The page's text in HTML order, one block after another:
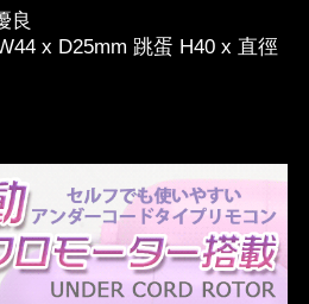
良
x D25mm 跳蛋 H40 x 直徑